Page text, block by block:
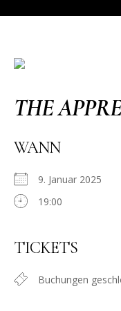
THE
WANN
9. Januar 2025
19:00
TICKETS
Buchungen